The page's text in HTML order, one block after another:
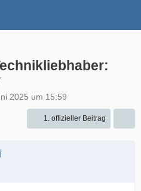
2025 um 15:59
1. offizieller Beitrag